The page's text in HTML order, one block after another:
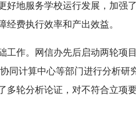
好地服务学校运行发展，加强
费执行效率和产出效益。
工作。网信办先后启动两轮项
同计算中心等部门进行分析研
多轮分析论证，对不符合立项